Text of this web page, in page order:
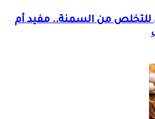
للتخلص من السمنة.. مفيد أم